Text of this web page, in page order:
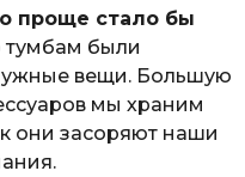
проще стало бы
тумбам были
вещи. Большую
мы храним
они засоряют наши